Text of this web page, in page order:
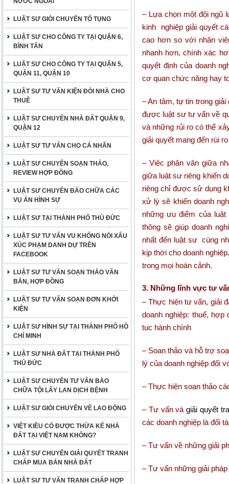
LUẬT SƯ GIỎI CHUYÊN TỐ TỤNG
LUẬT SƯ CHO CÔNG TY TẠI QUẬN 6,
BÌNH TÂN
LUẬT SƯ CHO CÔNG TY TẠI QUẬN 5,
QUẬN 11, QUẬN 10
LUẬT SƯ TƯ VẤN KIỆN ĐÒI NHÀ CHO
THUÊ
LUẬT SƯ CHUYÊN NHÀ ĐẤT QUẬN 9,
QUẬN 12
LUẬT SƯ TƯ VẤN CHO CÁ NHÂN
LUẬT SƯ CHUYÊN SOẠN THẢO,
REVIEW HỢP ĐỒNG
LUẬT SƯ CHUYÊN BÀO CHỮA CÁC
VỤ ÁN HÌNH SỰ
LUẬT SƯ TẠI THÀNH PHỐ THỦ ĐỨC
LUẬT SƯ TƯ VẤN VU KHỐNG NÓI XẤU
XÚC PHẠM DANH DỰ TRÊN
FACEBOOK
LUẬT SƯ TƯ VẤN SOẠN THẢO VĂN
BẢN, HỢP ĐỒNG
LUẬT SƯ TƯ VẤN SOẠN ĐƠN KHỞI
KIỆN
LUẬT SƯ HÌNH SỰ TẠI THÀNH PHỐ HỒ
CHÍ MINH
LUẬT SƯ NHÀ ĐẤT TẠI THÀNH PHỐ
THỦ ĐỨC
LUẬT SƯ CHUYÊN TƯ VẤN BÀO
CHỮA TỘI LÂY LAN DỊCH BỆNH
LUẬT SƯ GIỎI CHUYÊN VỀ LAO ĐỘNG
VIỆT KIỀU CÓ ĐƯỢC THỪA KẾ NHÀ
ĐẤT TẠI VIỆT NAM KHÔNG?
LUẬT SƯ CHUYÊN GIẢI QUYẾT TRANH
CHẤP MUA BÁN NHÀ ĐẤT
LUẬT SƯ TƯ VẤN TRANH CHẤP HỢP
– Lựa chọn một đội ngũ
kinh nghiệp giải quyết
cao hơn so với nhân
nhanh hơn, chính xác
quyết định của doanh
cơ quan chức năng hay
– An tâm, tự tin trong
được luật sư tư vấn về
và những rủi ro có thể
giải quyết mang đến rùi
– Việc phân vân giữa
giữa luật sư riêng khiến
riêng chỉ được sử dụng
xử lý sẽ khiến doanh
những ưu điểm của
thông sẽ giúp doanh
nhất đến luật sư cùng
kịp thời cho doanh
trong mọi hoàn cảnh.
3. Những lĩnh vực tư
– Thực hiện tư vấn, giải
doanh nghiệp: thuế, hợp
tục hành chính
– Soan thảo và hỗ trợ
lý của doanh nghiệp đối
– Thực hiện soạn thảo
– Tư vấn vàgiải quyết
các doanh nghiệp là đối
– Tư vấn về những giải
– Tư vấn những giải